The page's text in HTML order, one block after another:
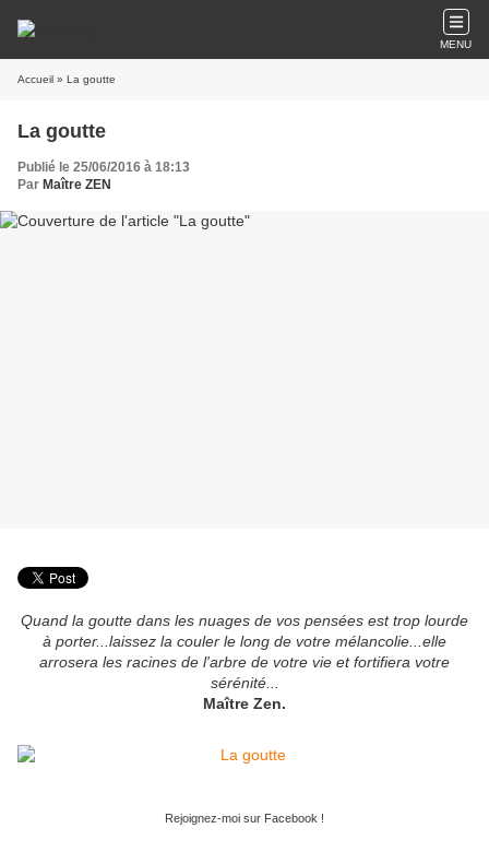
MENU
Accueil » La goutte
La goutte
Publié le 25/06/2016 à 18:13
Par Maître ZEN
Quand la goutte dans les nuages de vos pensées est trop lourde
à porter...laissez la couler le long de votre mélancolie...elle
arrosera les racines de l'arbre de votre vie et fortifiera votre
sérénité...
Maître Zen.
Rejoignez-moi sur Facebook !